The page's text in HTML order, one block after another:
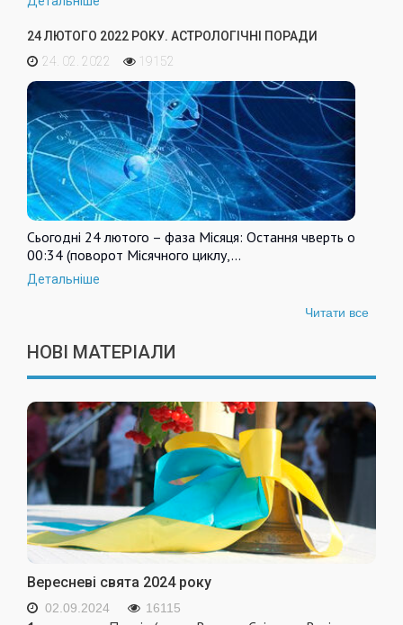
24 ЛЮТОГО 2022 РОКУ. АСТРОЛОГІЧНІ ПОРАДИ
24. 02. 2022
19152
Сьогодні 24 лютого – фаза Місяця: Остання чверть о
00:34 (поворот Місячного циклу,…
Детальніше
Читати все
НОВІ МАТЕРІАЛИ
Вересневі свята 2024 року
02.09.2024 16115